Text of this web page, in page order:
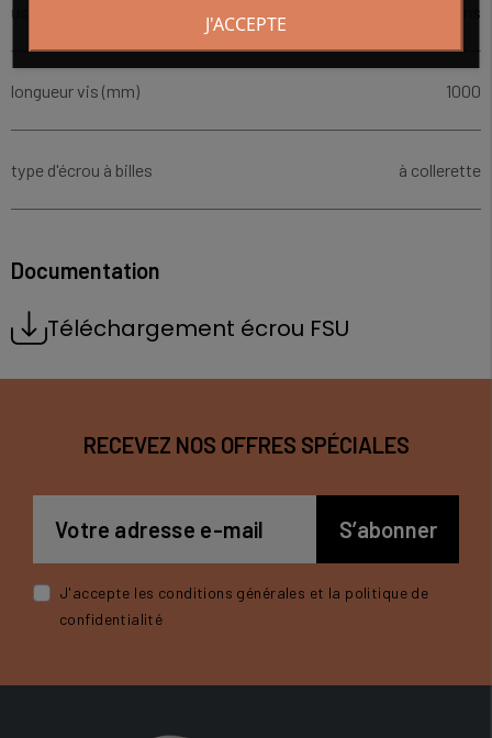
usinages sans
longueur vis (mm) 1000
type d'écrou à billes à collerette
Documentation
Téléchargement écrou FSU
RECEVEZ NOS OFFRES SPÉCIALES
J'accepte les conditions générales et la politique de
confidentialité
J'ACCEPTE